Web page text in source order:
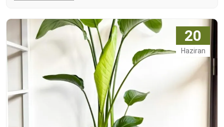
gösteren bitkiler arasında yer alır. Yazın çiçek açan
bitkiler, bahçenize ve iç mekanlarınıza renk ve ferah bir
atmosfer katarken,…
20
Haziran